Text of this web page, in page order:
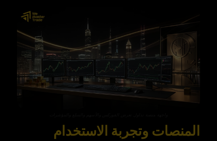
المنصات وتجربة الاستخدام